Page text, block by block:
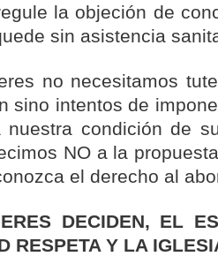
la objeción de
sin asistencia
no necesitamos
sino intentos de
nuestra condición de
NO a la
el derecho al
DECIDEN, EL
RESPETA Y LA